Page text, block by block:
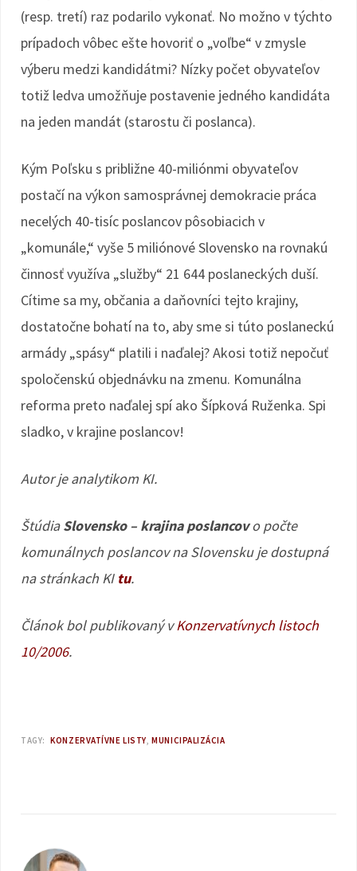
(resp. tretí) raz podarilo vykonať. No možno v týchto
prípadoch vôbec ešte hovoriť o „voľbe“ v zmysle
výberu medzi kandidátmi? Nízky počet obyvateľov
totiž ledva umožňuje postavenie jedného kandidáta
na jeden mandát (starostu či poslanca).
Kým Poľsku s približne 40-miliónmi obyvateľov
postačí na výkon samosprávnej demokracie práca
necelých 40-tisíc poslancov pôsobiacich v
„komunále,“ vyše 5 miliónové Slovensko na rovnakú
činnosť využíva „služby“ 21 644 poslaneckých duší.
Cítime sa my, občania a daňovníci tejto krajiny,
dostatočne bohatí na to, aby sme si túto poslaneckú
armády „spásy“ platili i naďalej? Akosi totiž nepočuť
spoločenskú objednávku na zmenu. Komunálna
reforma preto naďalej spí ako Šípková Ruženka. Spi
sladko, v krajine poslancov!
Autor je analytikom KI.
ŠtúdiaSlovensko – krajina poslancovo počte
komunálnych poslancov na Slovensku je dostupná
na stránkach KI tu.
Článok bol publikovaný vKonzervatívnych listoch
10/2006.
TAGY: KONZERVATÍVNE LISTY MUNICIPALIZÁCIA